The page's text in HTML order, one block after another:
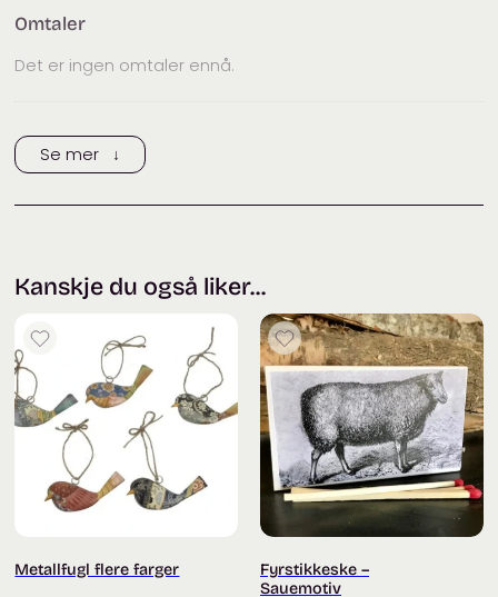
Omtaler
Det er ingen omtaler ennå.
Trykk her for å legge til en omtale
Se mer ↓
Kanskje du også liker...
Metallfugl flere farger
Fyrstikkeske –
Sauemotiv